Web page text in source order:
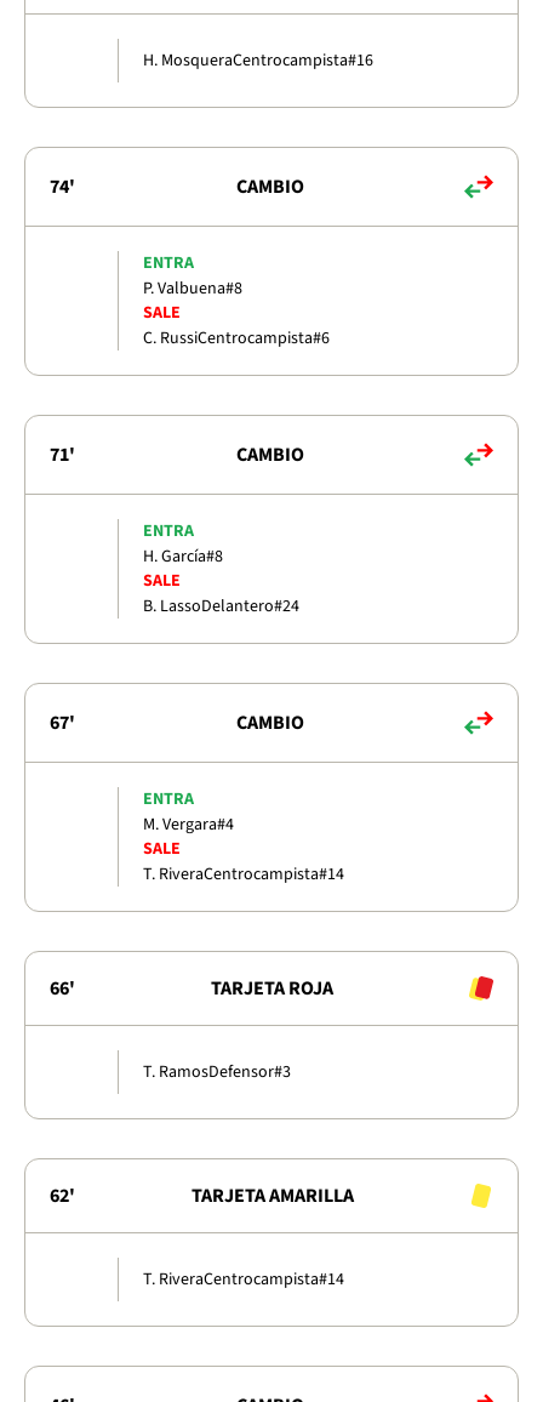
H. MosqueraCentrocampista#16
74' CAMBIO
ENTRA
P. Valbuena#8
SALE
C. RussiCentrocampista#6
71' CAMBIO
ENTRA
H. García#8
SALE
B. LassoDelantero#24
67' CAMBIO
ENTRA
M. Vergara#4
SALE
T. RiveraCentrocampista#14
66' TARJETA ROJA
T. RamosDefensor#3
62' TARJETA AMARILLA
T. RiveraCentrocampista#14